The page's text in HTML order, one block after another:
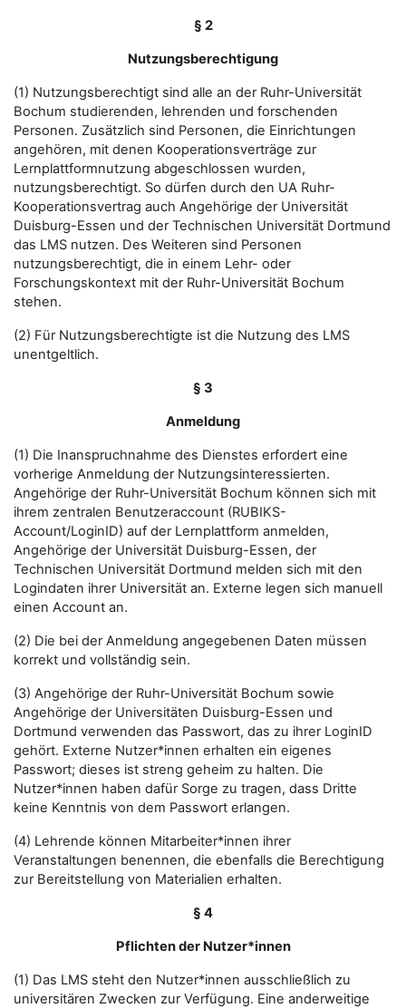
§ 2
Nutzungsberechtigung
(1) Nutzungsberechtigt sind alle an der Ruhr-Universität
Bochum studierenden, lehrenden und forschenden
Personen. Zusätzlich sind Personen, die Einrichtungen
angehören, mit denen Kooperationsverträge zur
Lernplattformnutzung abgeschlossen wurden,
nutzungsberechtigt. So dürfen durch den UA Ruhr-
Kooperationsvertrag auch Angehörige der Universität
Duisburg-Essen und der Technischen Universität Dortmund
das LMS nutzen. Des Weiteren sind Personen
nutzungsberechtigt, die in einem Lehr- oder
Forschungskontext mit der Ruhr-Universität Bochum
stehen.
(2) Für Nutzungsberechtigte ist die Nutzung des LMS
unentgeltlich.
§ 3
Anmeldung
(1) Die Inanspruchnahme des Dienstes erfordert eine
vorherige Anmeldung der Nutzungsinteressierten.
Angehörige der Ruhr-Universität Bochum können sich mit
ihrem zentralen Benutzeraccount (RUBIKS-
Account/LoginID) auf der Lernplattform anmelden,
Angehörige der Universität Duisburg-Essen, der
Technischen Universität Dortmund melden sich mit den
Logindaten ihrer Universität an. Externe legen sich manuell
einen Account an.
(2) Die bei der Anmeldung angegebenen Daten müssen
korrekt und vollständig sein.
(3) Angehörige der Ruhr-Universität Bochum sowie
Angehörige der Universitäten Duisburg-Essen und
Dortmund verwenden das Passwort, das zu ihrer LoginID
gehört. Externe Nutzer*innen erhalten ein eigenes
Passwort; dieses ist streng geheim zu halten. Die
Nutzer*innen haben dafür Sorge zu tragen, dass Dritte
keine Kenntnis von dem Passwort erlangen.
(4) Lehrende können Mitarbeiter*innen ihrer
Veranstaltungen benennen, die ebenfalls die Berechtigung
zur Bereitstellung von Materialien erhalten.
§ 4
Pflichten der Nutzer*innen
(1) Das LMS steht den Nutzer*innen ausschließlich zu
universitären Zwecken zur Verfügung. Eine anderweitige